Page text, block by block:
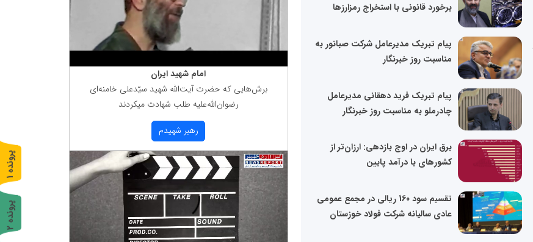
برخورد قانونی با استخراج رمزارزها
پیام تبریک مدیرعامل شرکت صبانور به
مناسبت روز خبرنگار
پیام تبریک فرید دهقانی مدیرعامل
چادرملو به مناسبت روز خبرنگار
برق ایران در اوج بازدهی: ارزان‌تر از
کشورهای با درآمد پایین
تقسیم سود 160 ریالی در مجمع عمومی
عادی سالیانه شرکت فولاد خوزستان
امام شهید ایران
برش‌هایی كه حضرت آیت‌الله شهید سیّدعلی خامنه‌ای
رضوان‌الله‌علیه طلب شهادت میكردند
رهبر شهیدم
پ
ر
و
ن
د
ه
1
پ
ر
و
ن
د
ه
2